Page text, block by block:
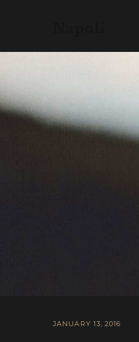
JANUARY 13, 2016